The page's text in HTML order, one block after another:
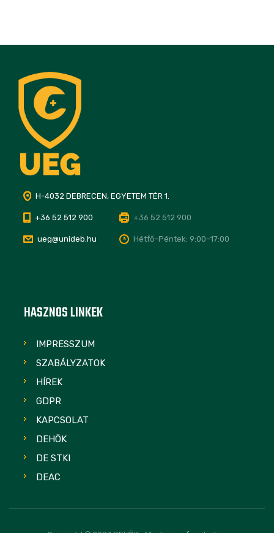
H-4032 DEBRECEN, EGYETEM TÉR 1.
+36 52 512 900 +36 52 512 900
ueg@unideb.hu Hétfő–Péntek: 9:00–17:00
HASZNOS LINKEK
IMPRESSZUM
SZABÁLYZATOK
HÍREK
GDPR
KAPCSOLAT
DEHÖK
DE STKI
DEAC